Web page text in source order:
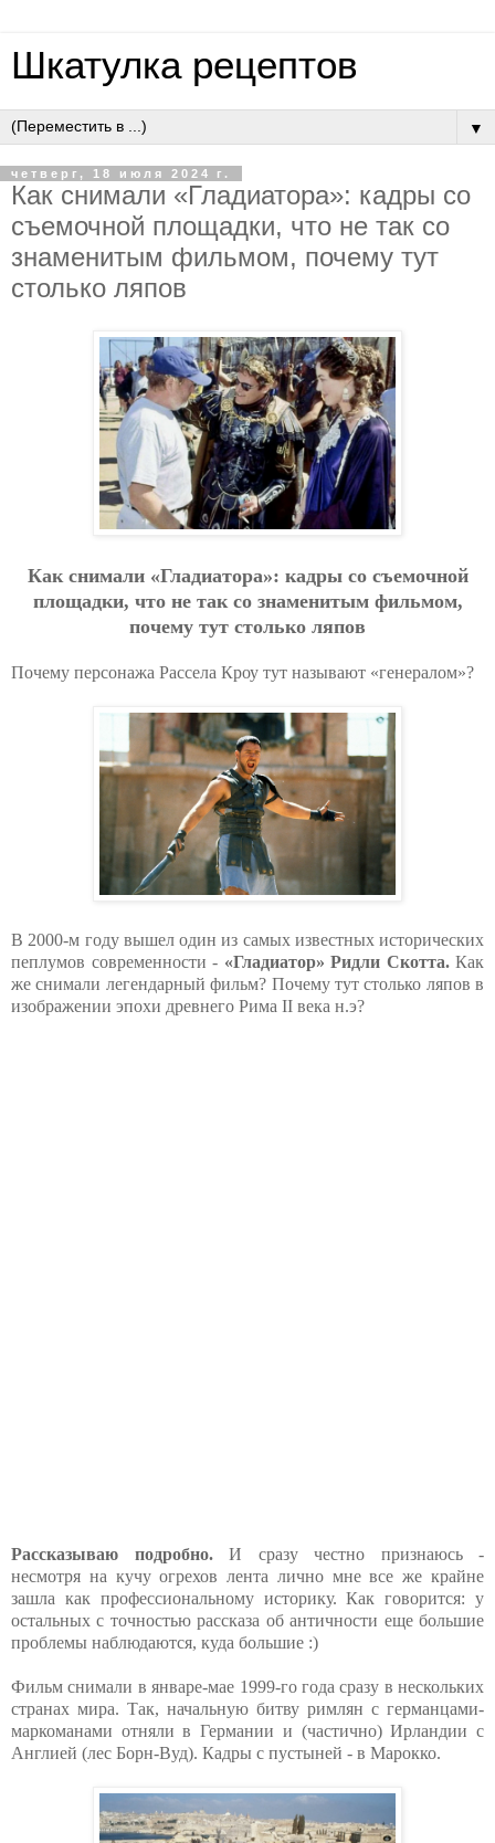
Шкатулка рецептов
▼
четверг, 18 июля 2024 г.
Как снимали «Гладиатора»: кадры со
съемочной площадки, что не так со
знаменитым фильмом, почему тут
столько ляпов
Как снимали «Гладиатора»: кадры со съемочной
площадки, что не так со знаменитым фильмом,
почему тут столько ляпов
Почему персонажа Рассела Кроу тут называют «генералом»?
В 2000-м году вышел один из самых известных исторических
пеплумов современности - «Гладиатор» Ридли Скотта.Как
же снимали легендарный фильм? Почему тут столько ляпов в
изображении эпохи древнего Рима II века н.э?
Рассказываю подробно.И сразу честно признаюсь -
несмотря на кучу огрехов лента лично мне все же крайне
зашла как профессиональному историку. Как говорится: у
остальных с точностью рассказа об античности еще большие
проблемы наблюдаются, куда большие :)
Фильм снимали в январе-мае 1999-го года сразу в нескольких
странах мира. Так, начальную битву римлян с германцами-
маркоманами отняли в Германии и (частично) Ирландии с
Англией (лес Борн-Вуд). Кадры с пустыней - в Марокко.